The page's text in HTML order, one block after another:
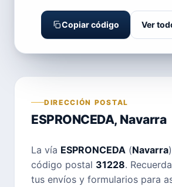
Copiar código Ver
DIRECCIÓN POSTAL
ESPRONCEDA, Navarra
La vía ESPRONCEDA (Navarra
código postal 31228.
tus envíos y formularios para